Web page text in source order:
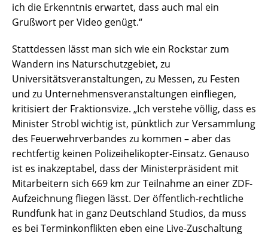
ich die Erkenntnis erwartet, dass auch mal ein
Grußwort per Video genügt.“
Stattdessen lässt man sich wie ein Rockstar zum
Wandern ins Naturschutzgebiet, zu
Universitätsveranstaltungen, zu Messen, zu Festen
und zu Unternehmensveranstaltungen einfliegen,
kritisiert der Fraktionsvize. „Ich verstehe völlig, dass es
Minister Strobl wichtig ist, pünktlich zur Versammlung
des Feuerwehrverbandes zu kommen – aber das
rechtfertig keinen Polizeihelikopter-Einsatz. Genauso
ist es inakzeptabel, dass der Ministerpräsident mit
Mitarbeitern sich 669 km zur Teilnahme an einer ZDF-
Aufzeichnung fliegen lässt. Der öffentlich-rechtliche
Rundfunk hat in ganz Deutschland Studios, da muss
es bei Terminkonflikten eben eine Live-Zuschaltung